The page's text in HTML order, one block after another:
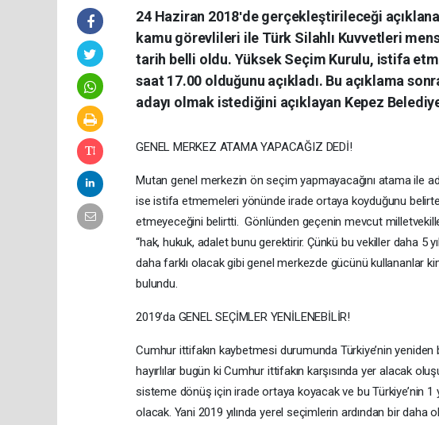
24 Haziran 2018ʹde gerçekleştirileceği
kamu görevlileri ile Türk Silahlı Kuvvetleri
tarih belli oldu. Yüksek Seçim Kurulu, istifa
saat 17.00 olduğunu açıkladı. Bu açıklama
adayı olmak istediğini açıklayan Kepez
GENEL MERKEZ ATAMA YAPACAĞIZ DEDİ!
Mutan genel merkezin ön seçim yapmayacağını atama ile
ise istifa etmemeleri yönünde irade ortaya koyduğunu
etmeyeceğini belirtti. Gönlünden geçenin mevcut
“hak, hukuk, adalet bunu gerektirir. Çünkü bu vekiller daha 5
daha farklı olacak gibi genel merkezde gücünü kullananlar
bulundu.
2019’da GENEL SEÇİMLER YENİLENEBİLİR!
Cumhur ittifakın kaybetmesi durumunda Türkiye’nin
hayırlılar bugün ki Cumhur ittifakın karşısında yer alacak
sisteme dönüş için irade ortaya koyacak ve bu Türkiye’nin
olacak. Yani 2019 yılında yerel seçimlerin ardından bir